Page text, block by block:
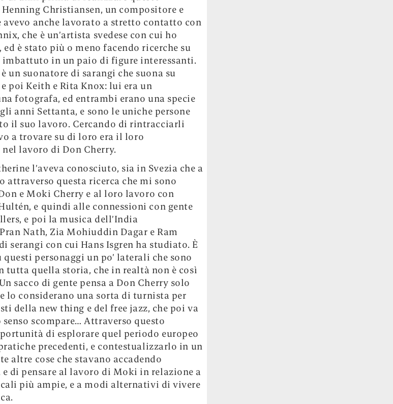
Christiansen, un compositore e
avevo anche lavorato a stretto contatto con
che è un’artista svedese con cui ho
è stato più o meno facendo ricerche su
imbattuto in un paio di figure interessanti.
un suonatore di sarangi che suona su
e poi Keith e Rita Knox: lui era un
fotografa, ed entrambi erano una specie
anni Settanta, e sono le uniche persone
il suo lavoro. Cercando di rintracciarli
a trovare su di loro era il loro
lavoro di Don Cherry.
l’aveva conosciuto, sia in Svezia che a
attraverso questa ricerca che mi sono
e Moki Cherry e al loro lavoro con
e quindi alle connessioni con gente
e poi la musica dell’India
Nath, Zia Mohiuddin Dagar e Ram
serangi con cui Hans Isgren ha studiato. È
personaggi un po’ laterali che sono
tutta quella storia, che in realtà non è così
sacco di gente pensa a Don Cherry solo
lo considerano una sorta di turnista per
della new thing e del free jazz, che poi va
scompare… Attraverso questo
di esplorare quel periodo europeo
precedenti, e contestualizzarlo in un
altre cose che stavano accadendo
di pensare al lavoro di Moki in relazione a
più ampie, e a modi alternativi di vivere